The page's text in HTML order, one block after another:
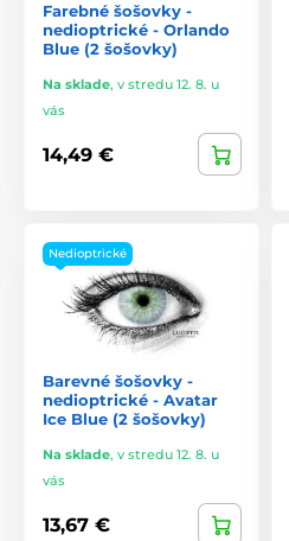
Farebné šošovky -
nedioptrické - Orlando
Blue (2 šošovky)
Na sklade, v stredu 12. 8. u
vás
14,49 €
Nedioptrické
Barevné šošovky -
nedioptrické - Avatar
Ice Blue (2 šošovky)
Na sklade, v stredu 12. 8. u
vás
13,67 €